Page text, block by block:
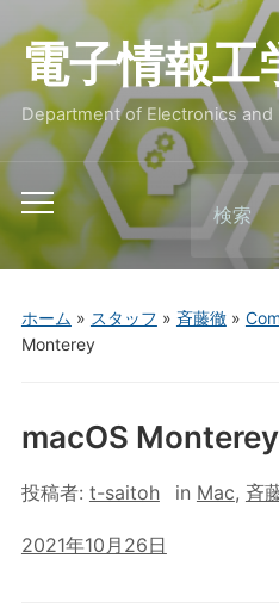
電子情報工
Department of Electronics
Toggle
mobile
menu
Search
for:
ホーム » スタッフ » 斉藤徹»
Monterey
macOS Monterey
投稿者: t-saitoh in Mac, 斉
2021年10月26日